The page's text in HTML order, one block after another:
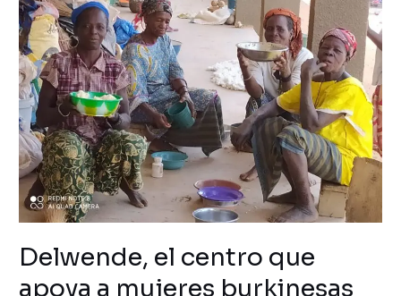
Delwende, el centro que
apoya a mujeres burkinesas
centro
que
apoya
a
mujeres
burkinesas
repudiadas
por
sus
familias